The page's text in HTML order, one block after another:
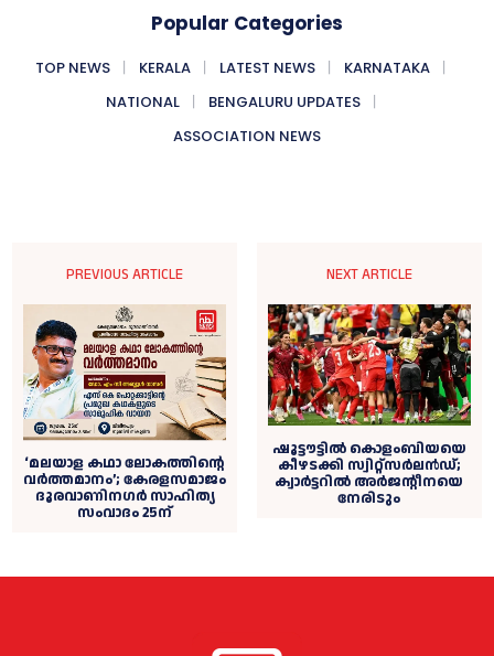
Popular Categories
TOP NEWS KERALA LATEST NEWS
KARNATAKA
NATIONAL
BENGALURU UPDATES
ASSOCIATION NEWS
PREVIOUS ARTICLE
‘മലയാള കഥാ ലോകത്തിന്റെ
വർത്തമാനം’; കേരളസമാജം
ദൂരവാണിനഗർ സാഹിത്യ
സംവാദം 25ന്
NEXT ARTICLE
ഷൂട്ടൗട്ടിൽ കൊളംബിയയെ
കീഴടക്കി സ്വിറ്റ്‌സർലൻഡ്;
ക്വാർട്ടറിൽ അർജന്റീനയെ
നേരിടും